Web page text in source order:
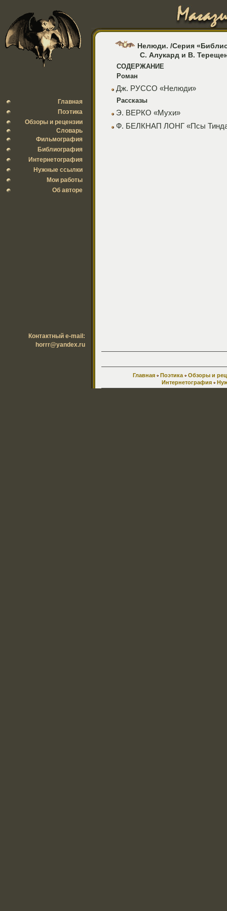
Главная
Поэтика
Обзоры и рецензии
Словарь
Фильмография
Библиография
Интернетография
Нужные ссылки
Мои работы
Об авторе
Контактный e-mail:
horrr@yandex.ru
Нелюди. /Серия
С. Алукард и В.
СОДЕРЖАНИЕ
Роман
Дж. РУССО «Нелюди»
Рассказы
Э. ВЕРКО «Мухи»
Ф. БЕЛКНАП ЛОНГ «Псы
Главная Поэтика Обзоры и
Интернетография